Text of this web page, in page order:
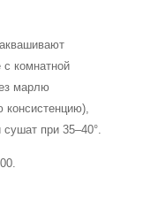
комнатной
марлю
консистенцию),
при 35–40°.